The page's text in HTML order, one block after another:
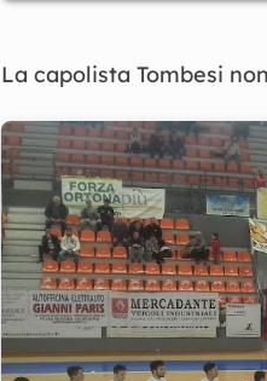
La capolista Tombesi